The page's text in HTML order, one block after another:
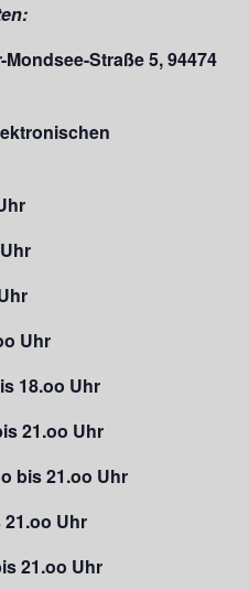
Straße 5, 94474
Uhr
18.oo Uhr
21.oo Uhr
bis 21.oo Uhr
Uhr
21.oo Uhr